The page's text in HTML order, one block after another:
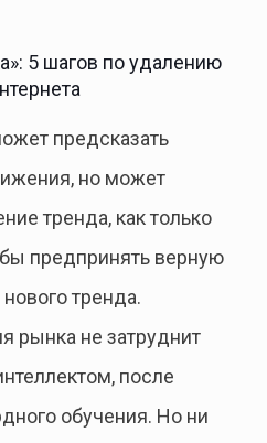
5 шагов по удалению
предсказать
но может
тренда, как только
предпринять верную
тренда.
рынка не затруднит
после
обучения. Но ни